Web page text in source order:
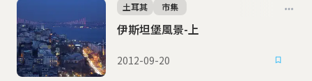
伊斯坦堡風景-上
土耳其 市集
2012-09-20